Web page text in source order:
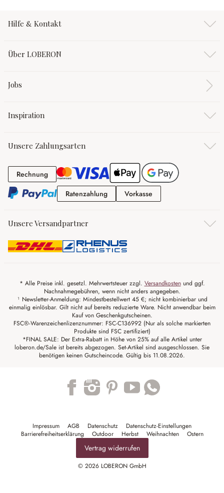
Hilfe & Kontakt
Über LOBERON
Jobs
Inspiration
Unsere Zahlungsarten
RechnungRechnung
RatenzahlungRatenzahlung
Vorkasse
Unsere Versandpartner
* Alle Preise inkl. gesetzl. Mehrwertsteuer zzgl. Versandkostenund ggf.
Nachnahmegebühren, wenn nicht anders angegeben.
¹ Newsletter-Anmeldung: Mindestbestellwert 45 €; nicht kombinierbar und
einmalig einlösbar. Gilt nicht auf bereits reduzierte Ware. Nicht anwendbar beim
Kauf von Geschenkgutscheinen.
FSC®-Warenzeichenlizenznummer: FSC-C136992 (Nur als solche markierten
Produkte sind FSC zertifiziert)
*FINAL SALE: Der Extra-Rabatt in Höhe von 25% auf alle Artikel unter
loberon.de/Sale ist bereits abgezogen. Set-Artikel sind ausgeschlossen. Sie
benötigen keinen Gutscheincode. Gültig bis 11.08.2026.
Impressum AGB Datenschutz
Datenschutz-Einstellungen
Barrierefreiheitserklärung
Outdoor Herbst Weihnachten Ostern
Vertrag widerrufen
© 2026 LOBERON GmbH